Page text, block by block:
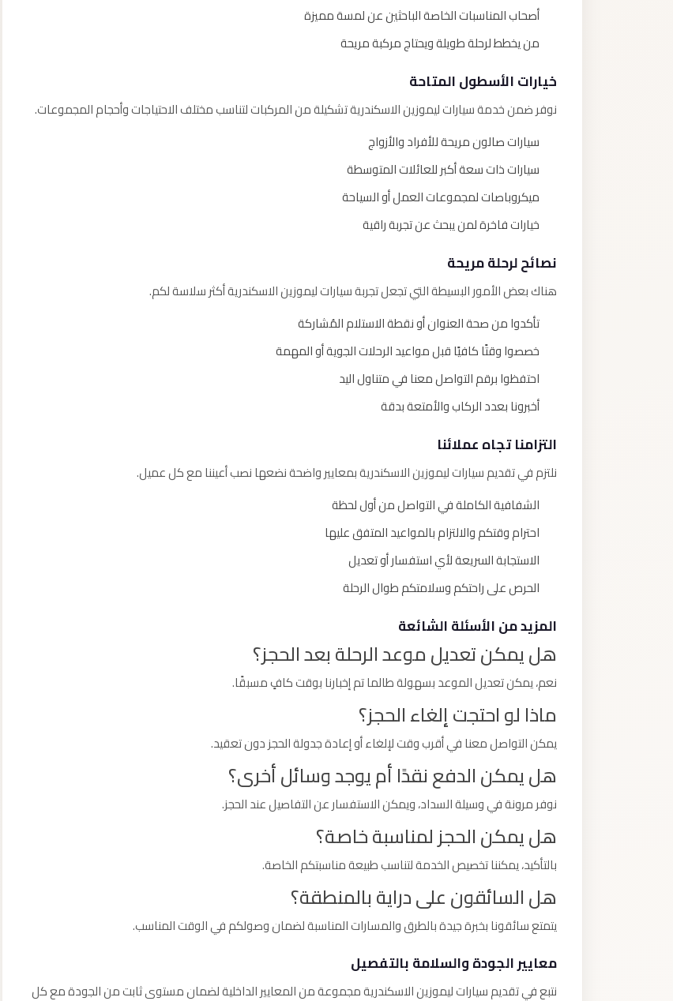
أصحاب المناسبات الخاصة الباحثين عن لمسة مميزة
من يخطط لرحلة طويلة ويحتاج مركبة مريحة
خيارات الأسطول المتاحة
نوفر ضمن خدمة سيارات ليموزين الاسكندرية تشكيلة من المركبات لتناسب مختلف الاحتياجات وأحجام المجموعات.
سيارات صالون مريحة للأفراد والأزواج
سيارات ذات سعة أكبر للعائلات المتوسطة
ميكروباصات لمجموعات العمل أو السياحة
خيارات فاخرة لمن يبحث عن تجربة راقية
نصائح لرحلة مريحة
هناك بعض الأمور البسيطة التي تجعل تجربة سيارات ليموزين الاسكندرية أكثر سلاسة لكم.
تأكدوا من صحة العنوان أو نقطة الاستلام المُشاركة
خصصوا وقتًا كافيًا قبل مواعيد الرحلات الجوية أو المهمة
احتفظوا برقم التواصل معنا في متناول اليد
أخبرونا بعدد الركاب والأمتعة بدقة
التزامنا تجاه عملائنا
نلتزم في تقديم سيارات ليموزين الاسكندرية بمعايير واضحة نضعها نصب أعيننا مع كل عميل.
الشفافية الكاملة في التواصل من أول لحظة
احترام وقتكم والالتزام بالمواعيد المتفق عليها
الاستجابة السريعة لأي استفسار أو تعديل
الحرص على راحتكم وسلامتكم طوال الرحلة
المزيد من الأسئلة الشائعة
هل يمكن تعديل موعد الرحلة بعد الحجز؟
نعم، يمكن تعديل الموعد بسهولة طالما تم إخبارنا بوقت كافٍ مسبقًا.
ماذا لو احتجت إلغاء الحجز؟
يمكن التواصل معنا في أقرب وقت لإلغاء أو إعادة جدولة الحجز دون تعقيد.
هل يمكن الدفع نقدًا أم يوجد وسائل أخرى؟
نوفر مرونة في وسيلة السداد، ويمكن الاستفسار عن التفاصيل عند الحجز.
هل يمكن الحجز لمناسبة خاصة؟
بالتأكيد، يمكننا تخصيص الخدمة لتناسب طبيعة مناسبتكم الخاصة.
هل السائقون على دراية بالمنطقة؟
يتمتع سائقونا بخبرة جيدة بالطرق والمسارات المناسبة لضمان وصولكم في الوقت المناسب.
معايير الجودة والسلامة بالتفصيل
نتبع في تقديم سيارات ليموزين الاسكندرية مجموعة من المعايير الداخلية لضمان مستوى ثابت من الجودة مع كل